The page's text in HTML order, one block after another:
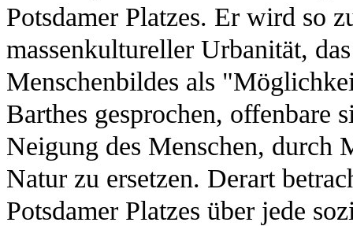
Potsdamer Platzes. Er wird so
massenkultureller Urbanität,
Menschenbildes als
Barthes gesprochen, offenbare
Neigung des Menschen, durch
Natur zu ersetzen. Derart
Potsdamer Platzes über jede